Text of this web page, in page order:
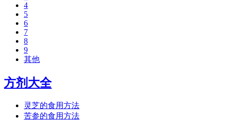
4
5
6
7
8
9
其他
方剂大全
灵芝的食用方法
苦参的食用方法